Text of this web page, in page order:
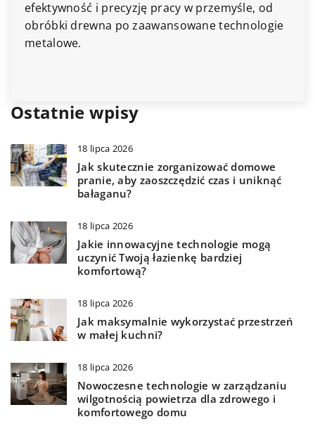
efektywność i precyzję pracy w przemyśle, od
obróbki drewna po zaawansowane technologie
metalowe.
Ostatnie wpisy
18 lipca 2026
Jak skutecznie zorganizować domowe
pranie, aby zaoszczędzić czas i uniknąć
bałaganu?
18 lipca 2026
Jakie innowacyjne technologie mogą
uczynić Twoją łazienkę bardziej
komfortową?
18 lipca 2026
Jak maksymalnie wykorzystać przestrzeń
w małej kuchni?
18 lipca 2026
Nowoczesne technologie w zarządzaniu
wilgotnością powietrza dla zdrowego i
komfortowego domu